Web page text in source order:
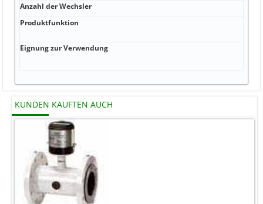
Anzahl der Wechsler
Produktfunktion
Eignung zur Verwendung
KUNDEN KAUFTEN AUCH